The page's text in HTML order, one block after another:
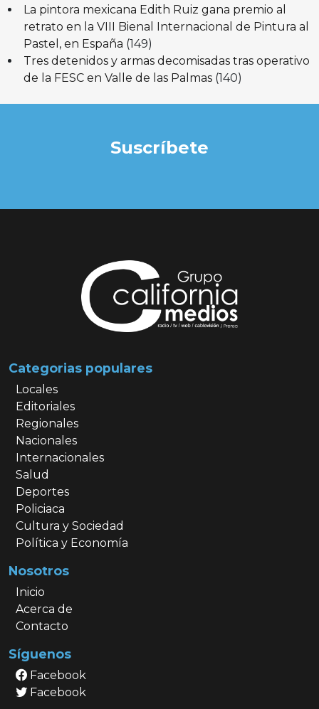
La pintora mexicana Edith Ruiz gana premio al
retrato en la VIII Bienal Internacional de Pintura al
Pastel, en España (149)
Tres detenidos y armas decomisadas tras operativo
de la FESC en Valle de las Palmas (140)
Suscríbete
Categorias populares
Locales
Editoriales
Regionales
Nacionales
Internacionales
Salud
Deportes
Policiaca
Cultura y Sociedad
Política y Economía
Nosotros
Inicio
Acerca de
Contacto
Síguenos
Facebook
Facebook